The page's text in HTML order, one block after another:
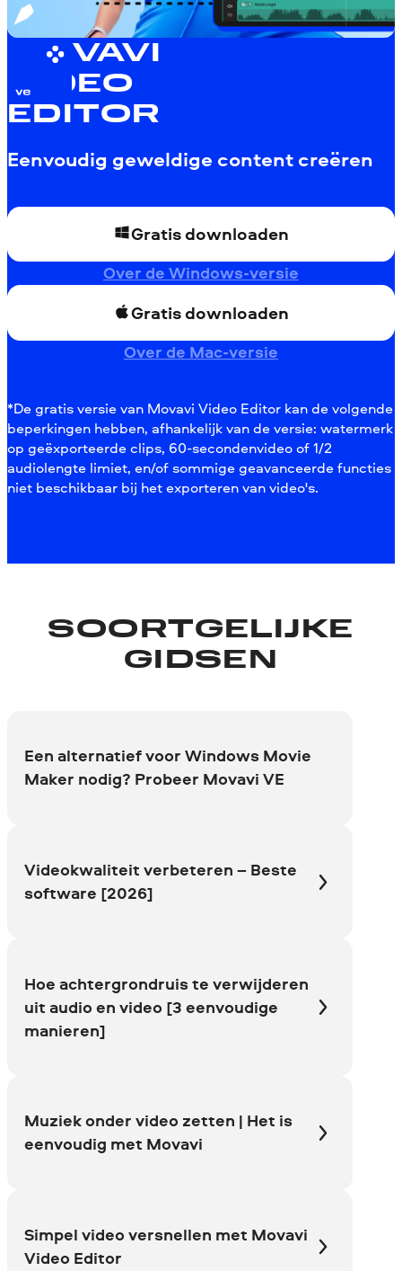
MOVAVI
VIDEO
EDITOR
Eenvoudig geweldige content creëren
Gratis downloaden
Over de Windows-versie
Gratis downloaden
Over de Mac-versie
*De gratis versie van Movavi Video Editor kan de volgende
beperkingen hebben, afhankelijk van de versie: watermerk
op geëxporteerde clips, 60-secondenvideo of 1/2
audiolengte limiet, en/of sommige geavanceerde functies
niet beschikbaar bij het exporteren van video's.
SOORTGELIJKE
GIDSEN
Een alternatief voor Windows Movie
Maker nodig? Probeer Movavi VE
Videokwaliteit verbeteren – Beste
software [2026]
Hoe achtergrondruis te verwijderen
uit audio en video [3 eenvoudige
manieren]
Muziek onder video zetten | Het is
eenvoudig met Movavi
Simpel video versnellen met Movavi
Video Editor